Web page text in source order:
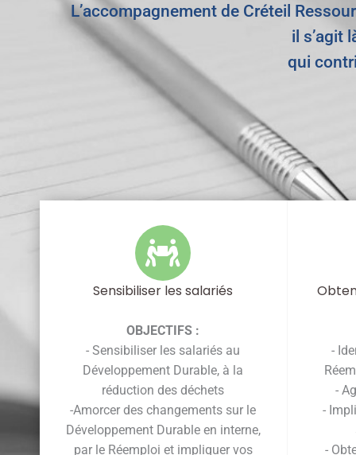
L’accompagnement de Créteil
il s’agit
qui
Sensibiliser les salariés
OBJECTIFS :
- Sensibiliser les salariés au
Développement Durable, à la
réduction des déchets
-Amorcer des changements sur le
Développement Durable en interne,
par le Réemploi et impliquer vos
-
-
-
-